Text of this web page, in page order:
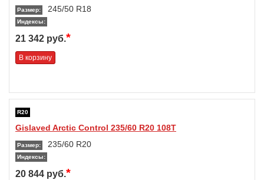
Размер: 245/50 R18
Индексы:
21 342 руб.*
В корзину
R20
Gislaved Arctic Control 235/60 R20 108T
Размер: 235/60 R20
Индексы:
20 844 руб.*